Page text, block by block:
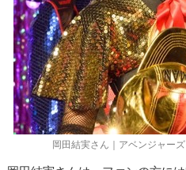
岡田結実さん｜アベンジャー